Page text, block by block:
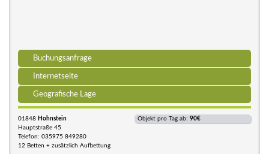
Buchungsanfrage
Internetseite
Geografische Lage
01848 Hohnstein
Hauptstraße 45
Telefon: 035975 849280
12 Betten + zusätzlich Aufbettung
Objekt pro Tag ab: 90€